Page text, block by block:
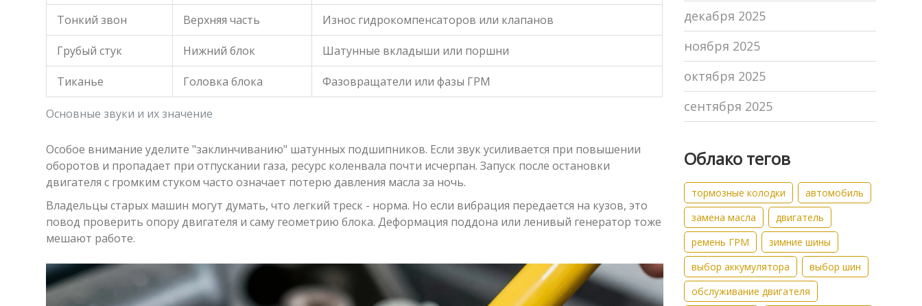
Основные звуки и их значение
Тонкий звон Верхняя часть Износ гидрокомпенсаторов или клапанов
Грубый стук Нижний блок Шатунные вкладыши или поршни
Тиканье Головка блока Фазовращатели или фазы ГРМ
Особое внимание уделите "заклинчиванию" шатунных подшипников. Если звук усиливается при повышении
оборотов и пропадает при отпускании газа, ресурс коленвала почти исчерпан. Запуск после остановки
двигателя с громким стуком часто означает потерю давления масла за ночь.
Владельцы старых машин могут думать, что легкий треск - норма. Но если вибрация передается на кузов, это
повод проверить опору двигателя и саму геометрию блока. Деформация поддона или ленивый генератор тоже
мешают работе.
декабря 2025
ноября 2025
октября 2025
сентября 2025
Облако тегов
тормозные колодки
автомобиль
замена масла
двигатель
ремень ГРМ
зимние шины
выбор аккумулятора
выбор шин
обслуживание двигателя